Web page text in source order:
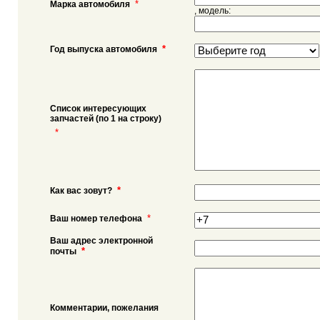
Марка автомобиля *
, модель:
Год выпуска автомобиля *
Список интересующих
запчастей (по 1 на строку)
*
Как вас зовут? *
Ваш номер телефона *
Ваш адрес электронной
почты *
Комментарии, пожелания